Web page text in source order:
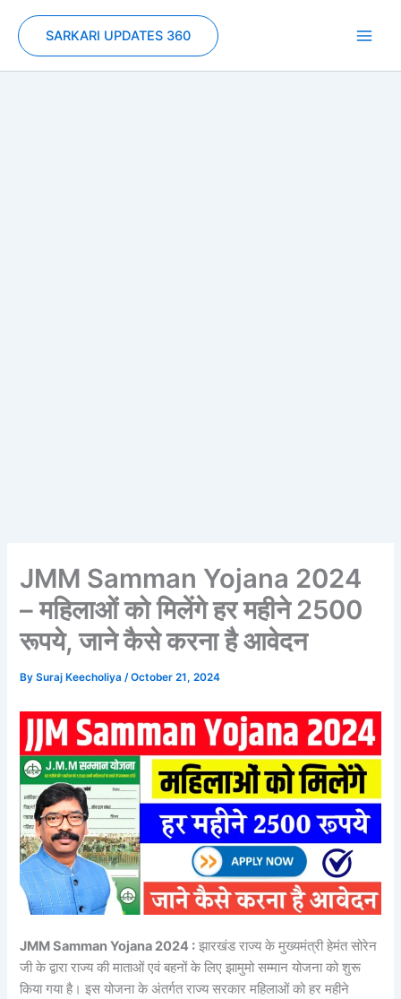
content
SARKARI UPDATES 360
JMM Samman Yojana 2024
– महिलाओं को मिलेंगे हर महीने 2500
रूपये, जाने कैसे करना है आवेदन
BySuraj Keecholiya/October 21, 2024
JMM Samman Yojana 2024 : झारखंड राज्य के मुख्यमंत्री हेमंत सोरेन
जी के द्वारा राज्य की माताओं एवं बहनों के लिए झामुमो सम्मान योजना को शुरू
किया गया है। इस योजना के अंतर्गत राज्य सरकार महिलाओं को हर महीने